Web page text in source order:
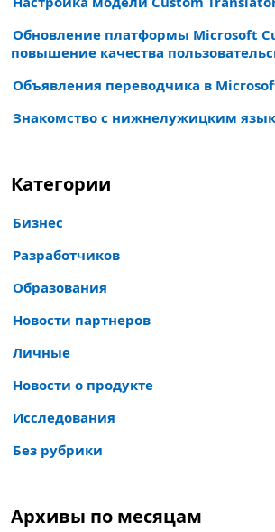
Обновление платформы Microsoft
повышение качества
Объявления переводчика в
Знакомство с нижнелужицким
Категории
Бизнес
Разработчиков
Образования
Новости партнеров
Личные
Новости о продукте
Исследования
Без рубрики
Архивы по месяцам